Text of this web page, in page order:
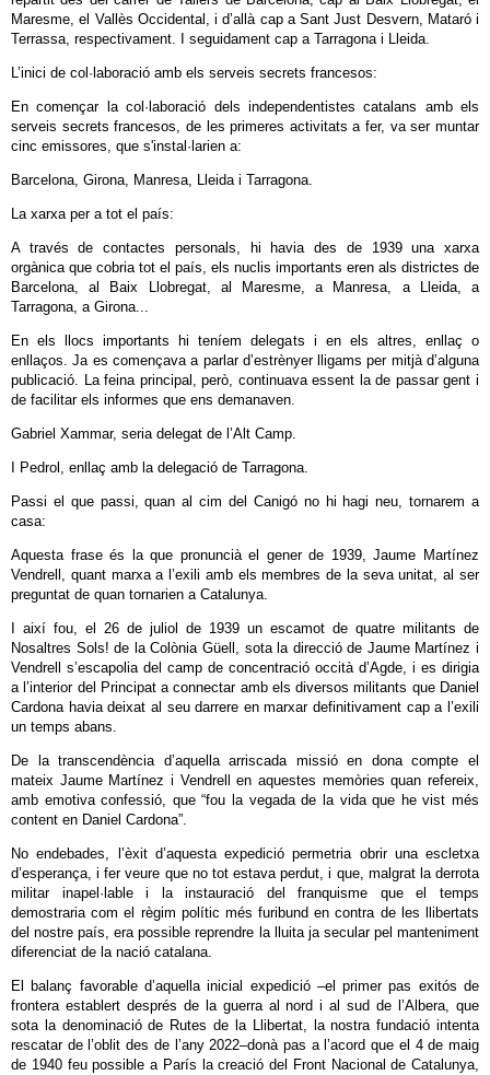
Maresme, el Vallès Occidental, i d’allà cap a Sant Just Desvern, Mataró i
Terrassa, respectivament. I seguidament cap a Tarragona i Lleida.
L’inici de col·laboració amb els serveis secrets francesos:
En començar la col·laboració dels independentistes catalans amb els
serveis secrets francesos, de les primeres activitats a fer, va ser muntar
cinc emissores, que s'instal·larien a:
Barcelona, Girona, Manresa, Lleida i Tarragona.
La xarxa per a tot el país:
A través de contactes personals, hi havia des de 1939 una xarxa
orgànica que cobria tot el país, els nuclis importants eren als districtes de
Barcelona, al Baix Llobregat, al Maresme, a Manresa, a Lleida, a
Tarragona, a Girona...
En els llocs importants hi teníem dele­gats i en els altres, enllaç o
enllaços. Ja es començava a parlar d’estrènyer lligams per mitjà d’alguna
publicació. La feina principal, però, continuava essent la de passar gent i
de facilitar els informes que ens demanaven.
Gabriel Xam­mar, seria delegat de l’Alt Camp.
I Pedrol, enllaç amb la delegació de Tarragona.
Passi el que passi, quan al cim del Canigó no hi hagi neu, tornarem a
casa:
Aquesta frase és la que pronuncià el gener de 1939, Jaume Martínez
Vendrell, quant marxa a l’exili amb els membres de la seva unitat, al ser
preguntat de quan tornarien a Catalunya.
I així fou, el 26 de juliol de 1939 un escamot de quatre militants de
Nosaltres Sols! de la Colònia Güell, sota la direcció de Jaume Martínez i
Vendrell s’escapolia del camp de concentració occità d’Agde, i es dirigia
a l’interior del Principat a connectar amb els diversos militants que Daniel
Cardona havia deixat al seu darrere en marxar definitivament cap a l’exili
un temps abans.
De la transcendència d’aquella arriscada missió en dona compte el
mateix Jaume Martínez i Vendrell en aquestes memòries quan refereix,
amb emotiva confessió, que “fou la vegada de la vida que he vist més
content en Daniel Cardona”.
No endebades, l’èxit d’aquesta expedició permetria obrir una escletxa
d’esperança, i fer veure que no tot estava perdut, i que, malgrat la derrota
militar inapel·lable i la instauració del franquisme que el temps
demostraria com el règim polític més furibund en contra de les llibertats
del nostre país, era possible reprendre la lluita ja secular pel manteniment
diferenciat de la nació catalana.
El balanç favorable d’aquella inicial expedició –el primer pas exitós de
frontera establert després de la guerra al nord i al sud de l’Albera, que
sota la denominació de Rutes de la Llibertat, la nostra fundació intenta
rescatar de l’oblit des de l’any 2022–donà pas a l’acord que el 4 de maig
de 1940 feu possible a París la creació del Front Nacional de Catalunya,